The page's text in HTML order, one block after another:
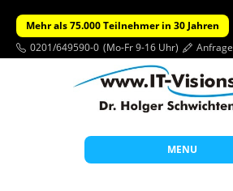
Mehr als 75.000 Teilnehmer in 30 Jahren
0201/649590-0 (Mo-Fr 9-16 Uhr) Anfrage
MENU